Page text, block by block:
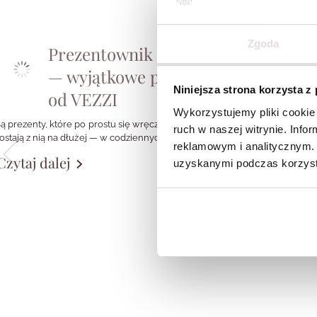
Zgoda
Niniejsza strona korzysta z
Wykorzystujemy pliki
ruch w naszej witrynie.
reklamowym i
uzyskanymi podczas
Prezentownik dla Niej
— wyjątkowe pomysły
od VEZZI
prezenty, które po prostu się wręcza. I są takie, które
z nią na dłużej — w codziennych stylizacjach,
szkatułce, w małym rytuale zakładania ulubionych
albo w symbolu, który przypomina
dalej
zmienili
o
girl, fanką klasyki
shirtu, a czwartego
swojego stylu?”